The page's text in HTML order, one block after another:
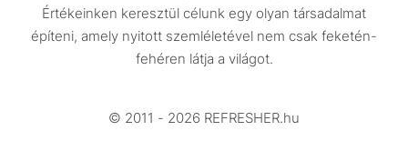
Design
Beszélgetések
Videó
Értékeinken keresztül célunk egy olyan társadalmat
építeni, amely nyitott szemléletével nem csak feketén-
fehéren látja a világot.
© 2011 - 2026 REFRESHER.hu